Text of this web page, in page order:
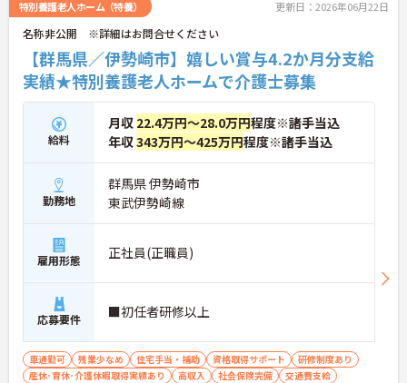
特別養護老人ホーム（特養） 更新日：2026年06月22日
名称非公開 ※詳細はお問合せください
【群馬県／伊勢崎市】嬉しい賞与4.2か月分支給
実績★特別養護老人ホームで介護士募集
給料
月収 22.4万円～28.0万円程度※諸手当込
年収343万円～425万円程度※諸手当込
勤務地
群馬県 伊勢崎市
東武伊勢崎線
雇用形態 正社員(正職員)
応募要件 ■初任者研修以上
車通勤可 残業少なめ 住宅手当・補助 資格取得サポート
研修制度あり
産休･育休･介護休暇取得実績あり
高収入 社会保険完備
交通費支給